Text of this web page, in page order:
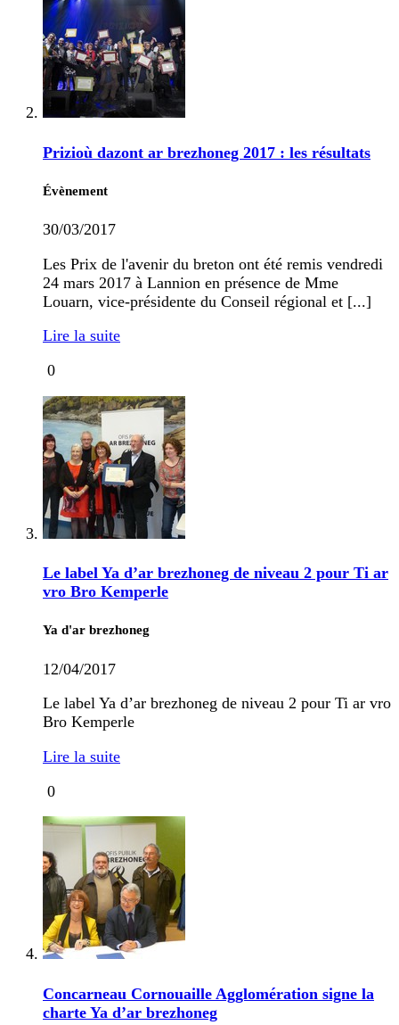
Prizioù dazont ar brezhoneg 2017 : les résultats
Évènement
30/03/2017
Les Prix de l'avenir du breton ont été remis vendredi
24 mars 2017 à Lannion en présence de Mme
Louarn, vice-présidente du Conseil régional et [...]
Lire la suite
0
Le label Ya d’ar brezhoneg de niveau 2 pour Ti ar
vro Bro Kemperle
Ya d'ar brezhoneg
12/04/2017
Le label Ya d’ar brezhoneg de niveau 2 pour Ti ar vro
Bro Kemperle
Lire la suite
0
Concarneau Cornouaille Agglomération signe la
charte Ya d’ar brezhoneg